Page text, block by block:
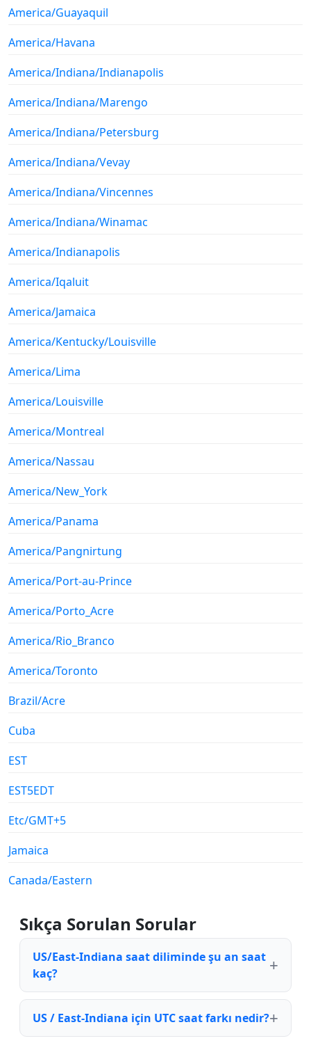
America/Guayaquil
America/Havana
America/Indiana/Indianapolis
America/Indiana/Marengo
America/Indiana/Petersburg
America/Indiana/Vevay
America/Indiana/Vincennes
America/Indiana/Winamac
America/Indianapolis
America/Iqaluit
America/Jamaica
America/Kentucky/Louisville
America/Lima
America/Louisville
America/Montreal
America/Nassau
America/New_York
America/Panama
America/Pangnirtung
America/Port-au-Prince
America/Porto_Acre
America/Rio_Branco
America/Toronto
Brazil/Acre
Cuba
EST
EST5EDT
Etc/GMT+5
Jamaica
Canada/Eastern
Sıkça Sorulan Sorular
US/East-Indiana saat diliminde şu an saat
kaç?
US / East-Indiana için UTC saat farkı nedir?